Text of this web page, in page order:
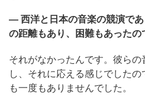
― 西洋と日本の音楽の競演で
の距離もあり、困難もあったの
それがなかったんです。彼ら
し、それに応える感じでした
も一度もありませんでした。